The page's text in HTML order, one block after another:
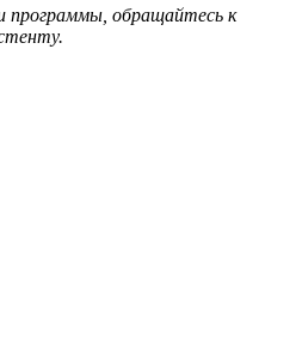
программы, обращайтесь к